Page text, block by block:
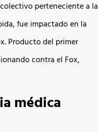
perteneciente a la
fue impactado en la
Producto del primer
contra el Fox,
médica